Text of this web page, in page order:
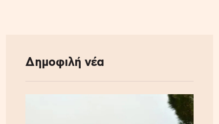
Δημοφιλή νέα